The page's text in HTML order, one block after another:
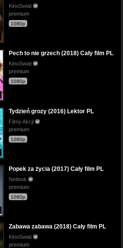
KinoSwiat
premium
1080p
Pech to nie grzech (2018) Cały film PL
KinoSwiat
premium
1080p
Tydzień grozy (2016) Lektor PL
Filmy Akcji
premium
1080p
Popek za życia (2017) Cały film PL
Netlook
premium
1080p
Zabawa zabawa (2018) Cały film PL
KinoSwiat
premium